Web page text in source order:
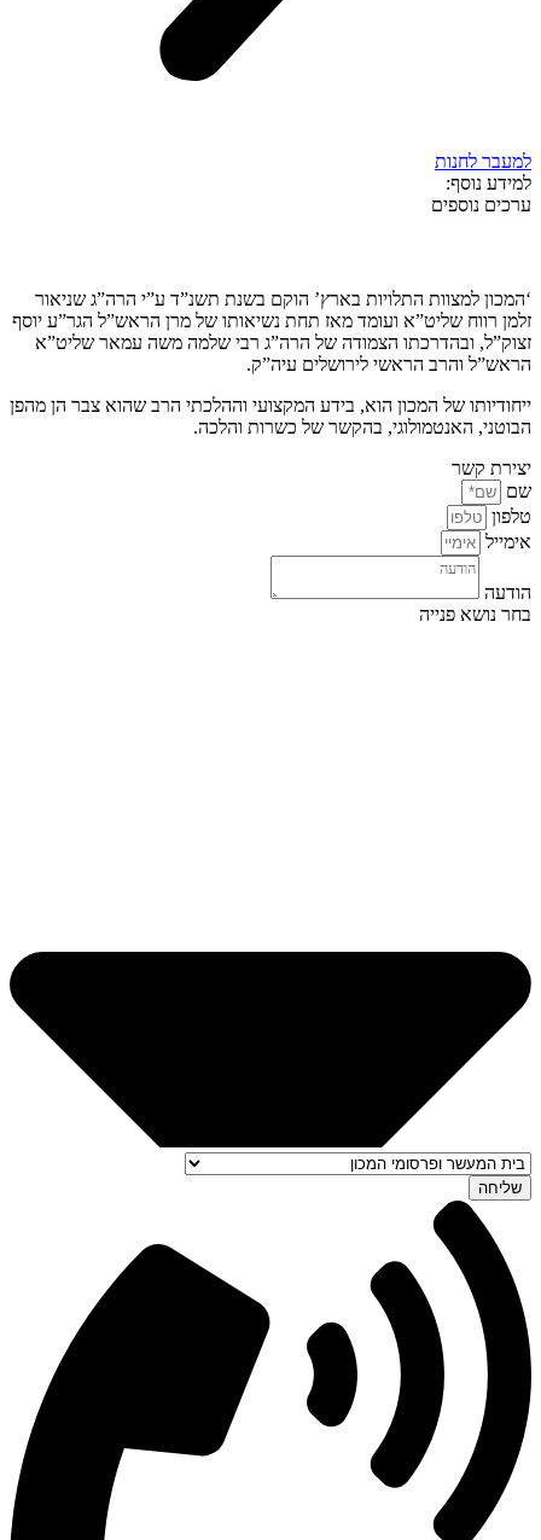
למעבר לחנות
למידע נוסף:
ערכים נוספים
‘המכון למצוות התלויות בארץ’ הוקם בשנת תשנ”ד ע”י הרה”ג שניאור
זלמן רווח שליט”א ועומד מאז תחת נשיאותו של מרן הראש”ל הגר”ע יוסף
זצוק”ל, ובהדרכתו הצמודה של הרה”ג רבי שלמה משה עמאר שליט”א
הראש”ל והרב הראשי לירושלים עיה”ק.
ייחודיותו של המכון הוא, בידע המקצועי וההלכתי הרב שהוא צבר הן מהפן
הבוטני, האנטמולוגי, בהקשר של כשרות והלכה.
יצירת קשר
שם
טלפון
אימייל
הודעה
בחר נושא פנייה
שליחה